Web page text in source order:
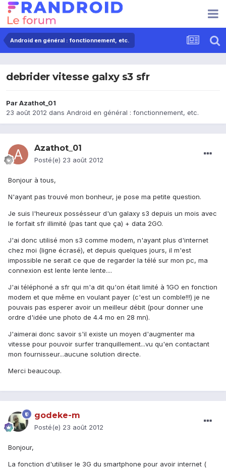
Android en général : fonctionnement, etc.
debrider vitesse galxy s3 sfr
ParAzathot_01
23 août 2012 dans Android en général : fonctionnement, etc.
Azathot_01
Posté(e) 23 août 2012
Bonjour à tous,
N'ayant pas trouvé mon bonheur, je pose ma petite question.
Je suis l'heureux possésseur d'un galaxy s3 depuis un mois avec
le forfait sfr illimité (pas tant que ça) + data 2GO.
J'ai donc utilisé mon s3 comme modem, n'ayant plus d'internet
chez moi (ligne écrasé), et depuis quelques jours, il m'est
impossible ne serait ce que de regarder la télé sur mon pc, ma
connexion est lente lente lente....
J'ai téléphoné a sfr qui m'a dit qu'on était limité à 1GO en fonction
modem et que même en voulant payer (c'est un comble!!!) je ne
pouvais pas esperer avoir un meilleur débit (pour donner une
ordre d'idée une photo de 4.4 mo en 28 mn).
J'aimerai donc savoir s'il existe un moyen d'augmenter ma
vitesse pour pouvoir surfer tranquillement...vu qu'en contactant
mon fournisseur...aucune solution directe.
Merci beaucoup.
godeke-m
Posté(e) 23 août 2012
Bonjour,
La fonction d'utiliser le 3G du smartphone pour avoir internet (